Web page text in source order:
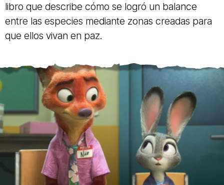
libro que describe cómo se logró un balance
entre las especies mediante zonas creadas para
que ellos vivan en paz.